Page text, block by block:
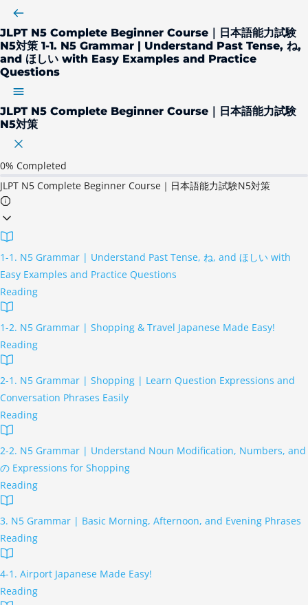
JLPT N5 Complete Beginner Course｜日本語能力試験
N5対策 1-1. N5 Grammar | Understand Past Tense, ね,
and ほしい with Easy Examples and Practice
Questions
JLPT N5 Complete Beginner Course｜日本語能力試験
N5対策
0% Completed
JLPT N5 Complete Beginner Course｜日本語能力試験N5対策
1-1. N5 Grammar | Understand Past Tense, ね, and ほしい with
Easy Examples and Practice Questions
Reading
1-2. N5 Grammar | Shopping & Travel Japanese Made Easy!
Reading
2-1. N5 Grammar | Shopping | Learn Question Expressions and
Conversation Phrases Easily
Reading
2-2. N5 Grammar | Understand Noun Modification, Numbers, and
の Expressions for Shopping
Reading
3. N5 Grammar | Basic Morning, Afternoon, and Evening Phrases
Reading
4-1. Airport Japanese Made Easy!
Reading